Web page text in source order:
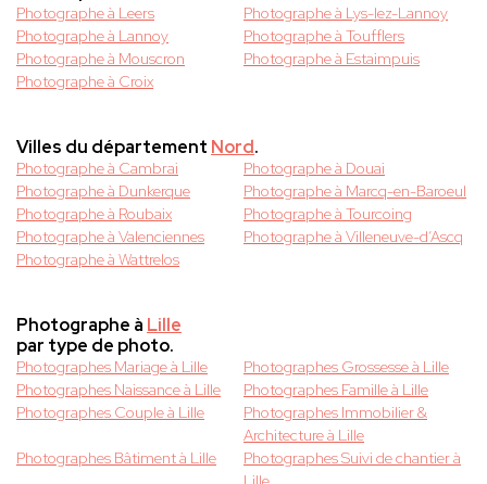
Photographe à Leers
Photographe à Lys-lez-Lannoy
Photographe à Lannoy
Photographe à Toufflers
Photographe à Mouscron
Photographe à Estaimpuis
Photographe à Croix
Villes du département Nord.
Photographe à Cambrai
Photographe à Douai
Photographe à Dunkerque
Photographe à Marcq-en-Baroeul
Photographe à Roubaix
Photographe à Tourcoing
Photographe à Valenciennes
Photographe à Villeneuve-d’Ascq
Photographe à Wattrelos
Photographe à Lille
par type de photo.
Photographes Mariage à Lille
Photographes Grossesse à Lille
Photographes Naissance à Lille
Photographes Famille à Lille
Photographes Couple à Lille
Photographes Immobilier &
Architecture à Lille
Photographes Bâtiment à Lille
Photographes Suivi de chantier à